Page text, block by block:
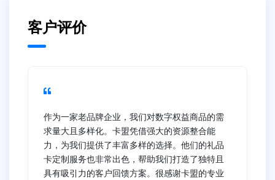
客户评价
作为一家老品牌企业，我们对数字权益商品的需
求量大且多样化。卡盟凭借强大的资源整合能
力，为我们提供了丰富多样的选择。他们的礼品
卡定制服务也非常出色，帮助我们打造了独特且
具有吸引力的客户回馈方案。很感谢卡盟的专业